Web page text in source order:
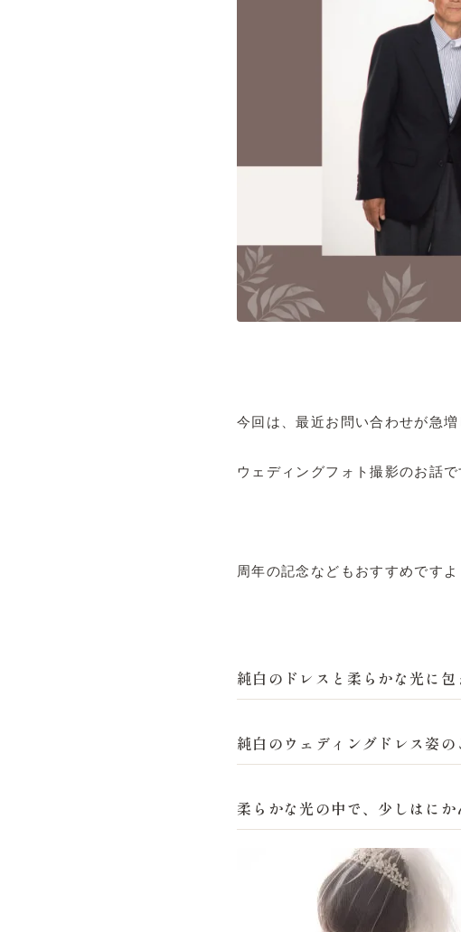
今回は、最近お問い合わせが急増
ウェディングフォト撮影のお話で
周年の記念などもおすすめですよ
純白のドレスと柔らかな光に包
純白のウェディングドレス姿の
柔らかな光の中で、少しはに